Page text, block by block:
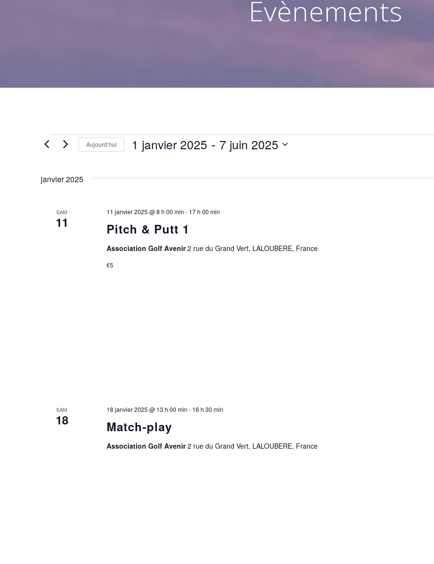
Évènements
Évènements
Aujourd’hui 1 janvier 2025 - 7 juin 2025
janvier 2025
SAM
11 Pitch & Putt 1
11 janvier 2025 @ 8 h 00 min - 17 h 00 min
Association Golf Avenir2 rue du Grand Vert, LALOUBERE, France
€5
SAM
18 Match-play
18 janvier 2025 @ 13 h 00 min - 16 h 30 min
Association Golf Avenir2 rue du Grand Vert, LALOUBERE, France